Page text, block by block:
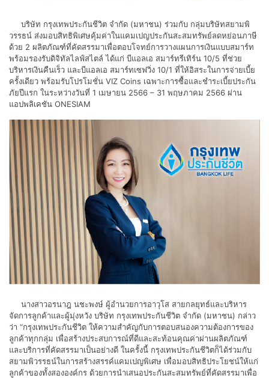
บริษัท กรุงเทพประกันชีวิต จำกัด (มหาชน) ร่วมกับ กลุ่มบริษัทสยามพิ
วรรธน์ ส่งมอบสิทธิพิเศษคุ้มค่าในแคมเปญประกันสะสมทรัพย์ลดหย่อนภาษี
ด้วย 2 ผลิตภัณฑ์ที่คัดสรรมาเพื่อตอบโจทย์การวางแผนการเงินแบบสมาร์ท
พร้อมรองรับดิจิทัลไลฟ์สไตล์ ได้แก่ บีแอลเอ สมาร์ทรีเทิร์น 10/5 ที่ช่วย
บริหารเงินคืนเร็ว และบีแอลเอ สมาร์ทเซฟวิ่ง 10/1 ที่ให้อิสระในการจ่ายเบี้ย
ครั้งเดียว พร้อมรับโปรโมชั่น VIZ Coins เฉพาะการซื้อและชำระเบี้ยประกัน
ภัยปีแรก ในระหว่างวันที่ 1 เมษายน 2566 – 31 พฤษภาคม 2566 ผ่าน
แอปพลิเคชัน ONESIAM
นางสาวอรนาฎ นชะพงษ์ ผู้อำนวยการอาวุโส สายกลยุทธ์และบริหาร
จัดการลูกค้าและผู้มุ่งหวัง บริษัท กรุงเทพประกันชีวิต จำกัด (มหาชน) กล่าว
ว่า “กรุงเทพประกันชีวิต ให้ความสำคัญกับการตอบสนองความต้องการของ
ลูกค้าทุกกลุ่ม เพื่อสร้างประสบการณ์ที่ดีและสะท้อนคุณค่าผ่านผลิตภัณฑ์
และบริการที่คัดสรรมาเป็นอย่างดี ในครั้งนี้ กรุงเทพประกันชีวิตก็ได้ร่วมกับ
สยามพิวรรธน์ในการสร้างสรรค์แคมเปญพิเศษ เพื่อมอบสิทธิประโยชน์ให้แก่
ลูกค้าของทั้งสององค์กร ด้วยการนำเสนอประกันสะสมทรัพย์ที่คัดสรรมาเพื่อ